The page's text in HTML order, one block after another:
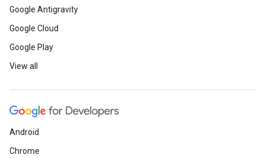
Google Antigravity
Google Cloud
Google Play
View all
Android
Chrome